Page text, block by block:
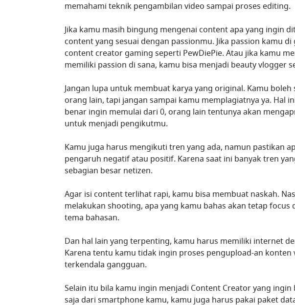
memahami teknik pengambilan video sampai proses editing.
Jika kamu masih bingung mengenai content apa yang ingin
content yang sesuai dengan passionmu. Jika passion kamu
content creator gaming seperti PewDiePie. Atau jika kamu
memiliki passion di sana, kamu bisa menjadi beauty vlogger
Jangan lupa untuk membuat karya yang original. Kamu
orang lain, tapi jangan sampai kamu memplagiatnya ya. Hal
benar ingin memulai dari 0, orang lain tentunya akan
untuk menjadi pengikutmu.
Kamu juga harus mengikuti tren yang ada, namun pastikan
pengaruh negatif atau positif. Karena saat ini banyak tren
sebagian besar netizen.
Agar isi content terlihat rapi, kamu bisa membuat naskah.
melakukan shooting, apa yang kamu bahas akan tetap focus
tema bahasan.
Dan hal lain yang terpenting, kamu harus memiliki internet
Karena tentu kamu tidak ingin proses pengupload-an konten
terkendala gangguan.
Selain itu bila kamu ingin menjadi Content Creator yang
saja dari smartphone kamu, kamu juga harus pakai paket